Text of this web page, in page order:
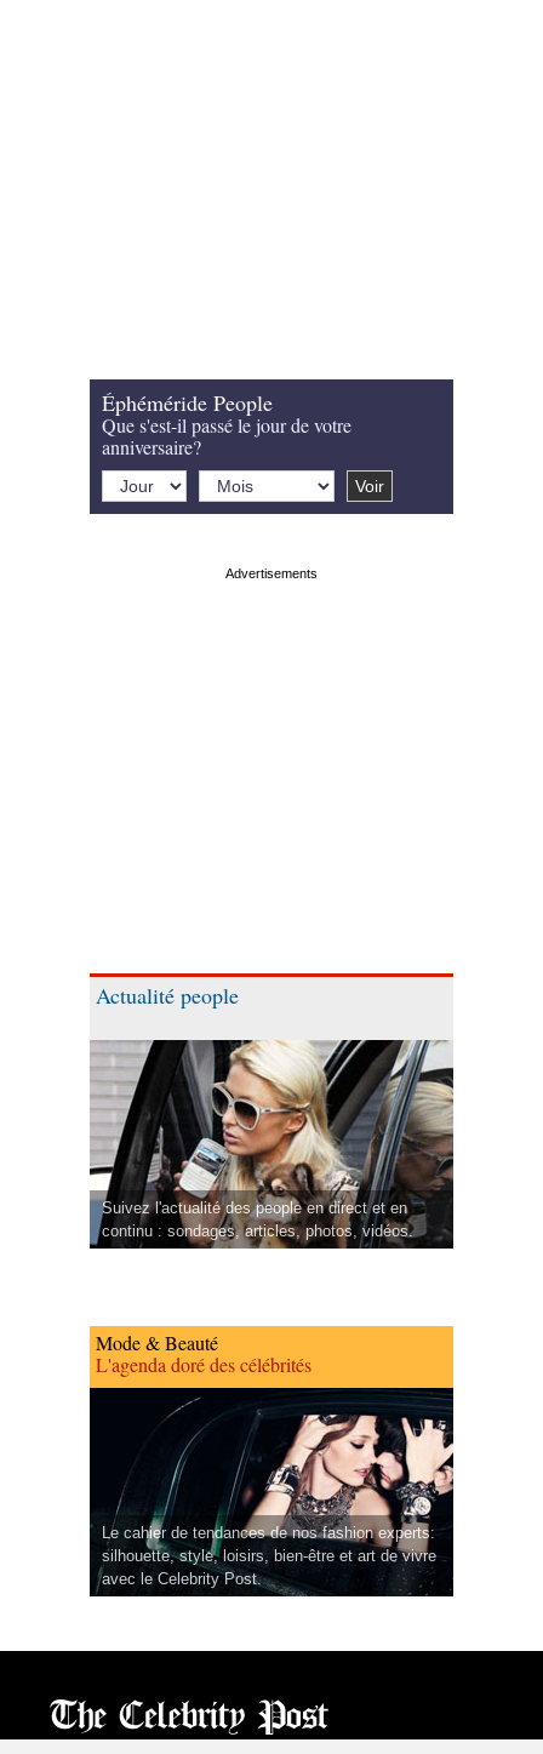
Éphéméride People
Que s'est-il passé le jour de votre
anniversaire?
Actualité people
Suivez l'actualité des people en direct et en
continu : sondages, articles, photos, vidéos.
Mode & Beauté
L'agenda doré des célébrités
Le cahier de tendances de nos fashion experts:
silhouette, style, loisirs, bien-être et art de vivre
avec le Celebrity Post.